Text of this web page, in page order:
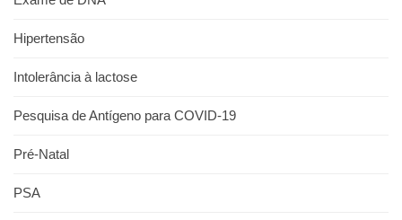
Hipertensão
Intolerância à lactose
Pesquisa de Antígeno para COVID-19
Pré-Natal
PSA